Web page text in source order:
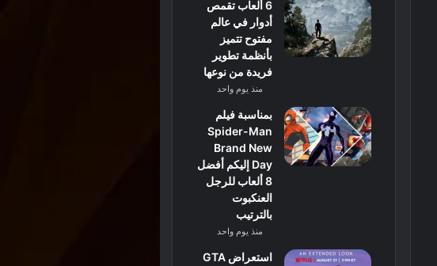
6 ألعاب تقمص
أدوار في عالم
مفتوح تتميز
بأنظمة تطوير
فريدة من نوعها
منذ يوم واحد
بمناسبة فيلم
Spider-Man
Brand New
Day إليكم أفضل
8 ألعاب للرجل
العنكبوت
بالترتيب
منذ يوم واحد
استعراض GTA